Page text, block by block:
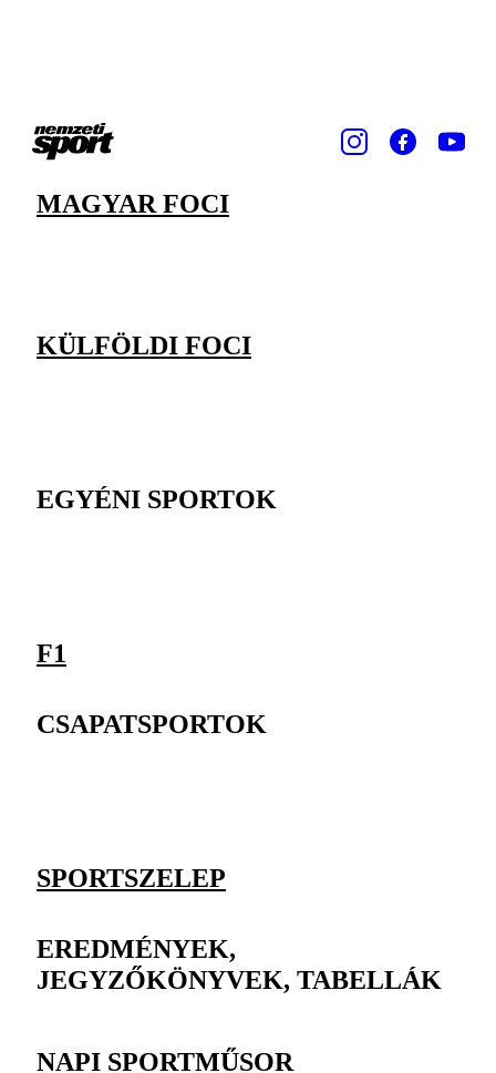
MAGYAR FOCI
KÜLFÖLDI FOCI
EGYÉNI SPORTOK
F1
CSAPATSPORTOK
SPORTSZELEP
EREDMÉNYEK,
JEGYZŐKÖNYVEK, TABELLÁK
NAPI SPORTMŰSOR